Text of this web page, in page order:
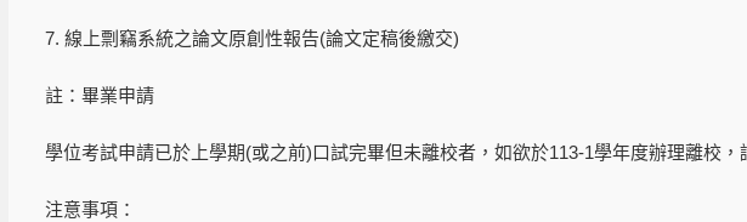
7. 線上剽竊系統之論文原創性報告(論文定稿後繳交)
註：畢業申請
學位考試申請已於上學期(或之前)口試完畢但未離校者，如欲於113-1學年度辦理離校
注意事項：